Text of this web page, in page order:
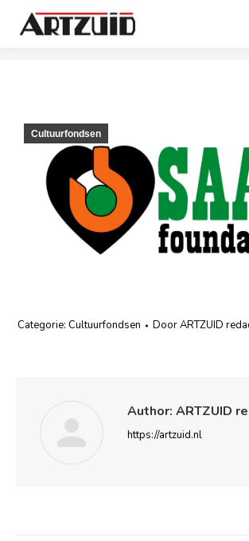
Cultuurfondsen
Categorie: Cultuurfondsen DoorARTZUID
Author: ARTZUID
https://artzuid.nl